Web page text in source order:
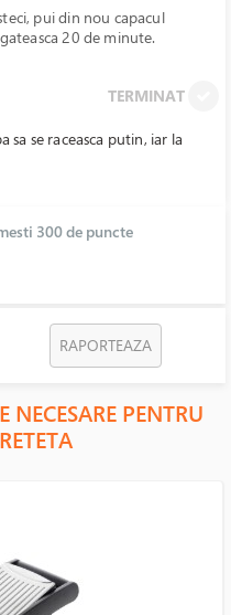
pui din nou capacul
20 de minute.
TERMINAT
sa se raceasca putin, iar la
300 de puncte
RAPORTEAZA
NECESARE PENTRU